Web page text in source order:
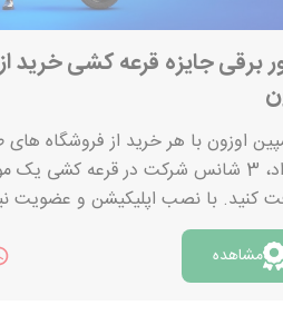
برقی جایزه قرعه کشی خرید
اوزون با هر خرید از فروشگاه
قرارداد، 3 شانس شرکت در قرعه کشی یک
می‌کنید. در هر بار خرید از فروشگاه
کوروش، فروشگاه آنلاین اکالا، فیلم
مشاهده